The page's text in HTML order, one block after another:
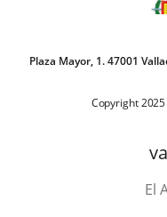
Plaza Mayor, 1. 47001
Copyright
El